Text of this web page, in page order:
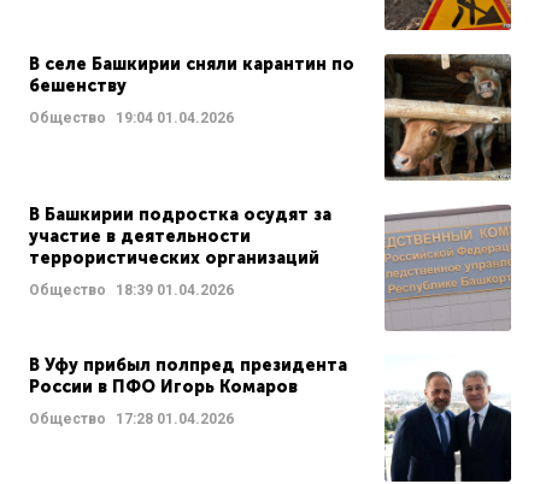
В селе Башкирии сняли карантин по
бешенству
Общество 19:04 01.04.2026
В Башкирии подростка осудят за
участие в деятельности
террористических организаций
Общество 18:39 01.04.2026
В Уфу прибыл полпред президента
России в ПФО Игорь Комаров
Общество 17:28 01.04.2026